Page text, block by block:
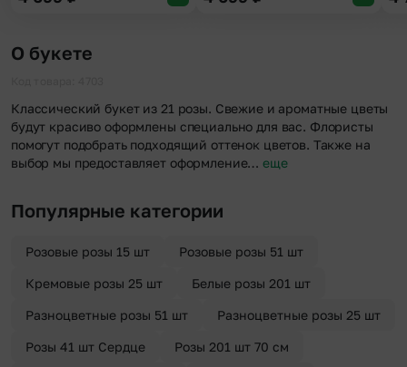
О букете
Классический букет из 21 розы. Свежие и ароматные цветы
будут красиво оформлены специально для вас. Флористы
помогут подобрать подходящий оттенок цветов. Также на
выбор мы предоставляет оформление… еще
Популярные категории
Розовые розы 15 шт Розовые розы 51 шт
Кремовые розы 25 шт Белые розы 201 шт
Разноцветные розы 51 шт Разноцветные розы 25 шт
Розы 41 шт Сердце Розы 201 шт 70 см